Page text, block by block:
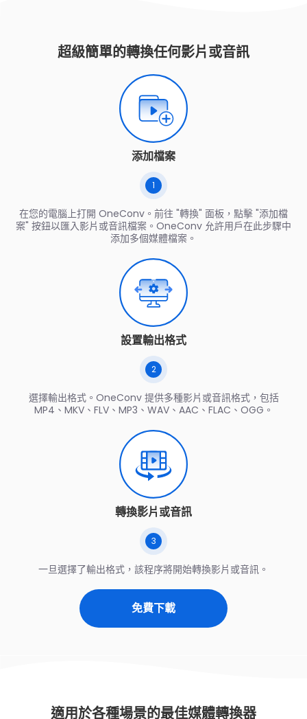
超級簡單的轉換任何影片或音訊
添加檔案
1
在您的電腦上打開 OneConv。前往 "轉換" 面板，點擊 "添加檔
案" 按鈕以匯入影片或音訊檔案。OneConv 允許用戶在此步驟中
添加多個媒體檔案。
設置輸出格式
2
選擇輸出格式。OneConv 提供多種影片或音訊格式，包括
MP4、MKV、FLV、MP3、WAV、AAC、FLAC、OGG。
轉換影片或音訊
3
一旦選擇了輸出格式，該程序將開始轉換影片或音訊。
免費下載
適用於各種場景的最佳媒體轉換器